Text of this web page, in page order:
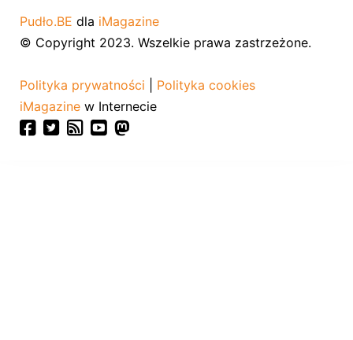
Pudło.BE dla iMagazine
© Copyright 2023. Wszelkie prawa zastrzeżone.
Polityka prywatności
Polityka cookies
iMagazine w Internecie